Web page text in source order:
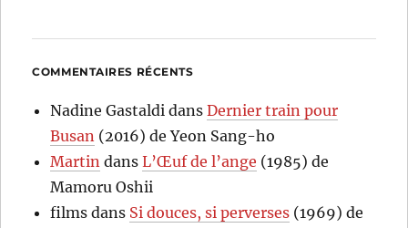
COMMENTAIRES RÉCENTS
Nadine Gastaldi dansDernier train pour
Busan (2016) de Yeon Sang-ho
Martin dansL’Œuf de l’ange (1985) de
Mamoru Oshii
films dans Si douces, si perverses (1969) de